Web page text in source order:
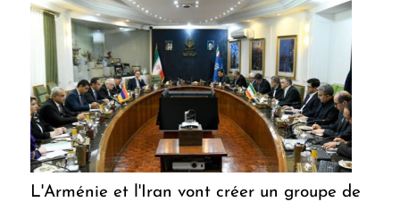
L'Arménie et l'Iran vont créer un groupe de